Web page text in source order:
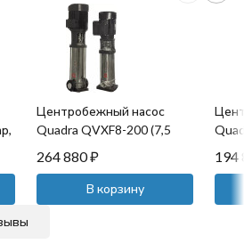
Центробежный насос
Quadra QVXF8-200 (7,5
264 880₽
В корзину
194